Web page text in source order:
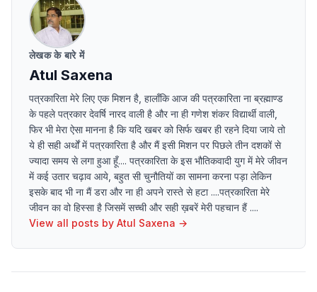
लेखक के बारे में
Atul Saxena
पत्रकारिता मेरे लिए एक मिशन है, हालाँकि आज की पत्रकारिता ना ब्रह्माण्ड
के पहले पत्रकार देवर्षि नारद वाली है और ना ही गणेश शंकर विद्यार्थी वाली,
फिर भी मेरा ऐसा मानना है कि यदि खबर को सिर्फ खबर ही रहने दिया जाये तो
ये ही सही अर्थों में पत्रकारिता है और मैं इसी मिशन पर पिछले तीन दशकों से
ज्यादा समय से लगा हुआ हूँ.... पत्रकारिता के इस भौतिकवादी युग में मेरे जीवन
में कई उतार चढ़ाव आये, बहुत सी चुनौतियों का सामना करना पड़ा लेकिन
इसके बाद भी ना मैं डरा और ना ही अपने रास्ते से हटा ....पत्रकारिता मेरे
जीवन का वो हिस्सा है जिसमें सच्ची और सही ख़बरें मेरी पहचान हैं ....
View all posts by Atul Saxena →